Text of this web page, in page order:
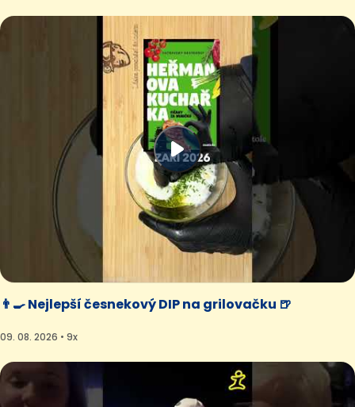
👨‍🍳 Nejlepší česnekový DIP na grilovačku 🍺
09. 08. 2026 • 9x